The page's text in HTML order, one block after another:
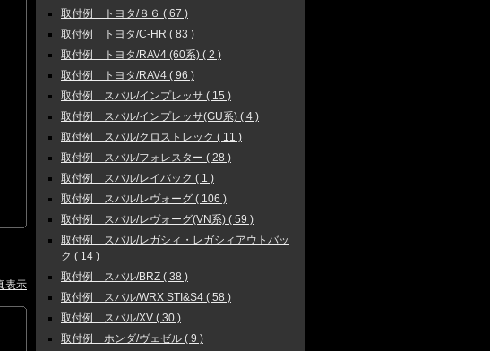
表示
取付例 トヨタ/８６ ( 67 )
取付例 トヨタ/C-HR ( 83 )
取付例 トヨタ/RAV4 (60系) ( 2 )
取付例 トヨタ/RAV4 ( 96 )
取付例 スバル/インプレッサ ( 15 )
取付例 スバル/インプレッサ(GU系) ( 4 )
取付例 スバル/クロストレック ( 11 )
取付例 スバル/フォレスター ( 28 )
取付例 スバル/レイバック ( 1 )
取付例 スバル/レヴォーグ ( 106 )
取付例 スバル/レヴォーグ(VN系) ( 59 )
取付例 スバル/レガシィ・レガシィアウトバッ
ク ( 14 )
取付例 スバル/BRZ ( 38 )
取付例 スバル/WRX STI&S4 ( 58 )
取付例 スバル/XV ( 30 )
取付例 ホンダ/ヴェゼル ( 9 )